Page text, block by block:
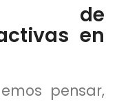
de
en
pensar,